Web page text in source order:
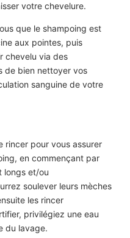
votre chevelure.
que le shampoing est
aux pointes, puis
chevelu via des
de bien nettoyer vos
sanguine de votre
rincer pour vous assurer
en commençant par
longs et/ou
soulever leurs mèches
les rincer
privilégiez une eau
du lavage.